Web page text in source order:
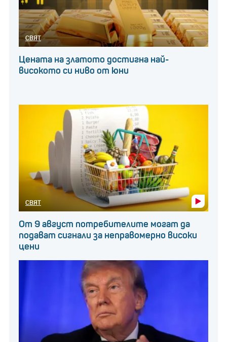
СВЯТ
Цената на златото достигна най-
високото си ниво от юни
СВЯТ
От 9 август потребителите могат да
подават сигнали за неправомерно високи
цени